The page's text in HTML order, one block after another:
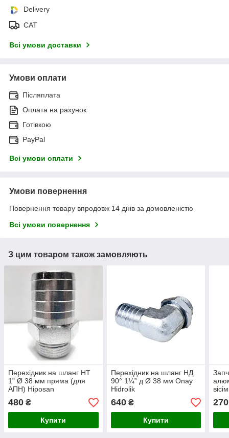
Delivery
САТ
Всі умови доставки
Умови оплати
Післяплата
Оплата на рахунок
Готівкою
PayPal
Всі умови оплати
Умови повернення
Повернення товару впродовж 14 днів за домовленістю
Всі умови повернення
З цим товаром також замовляють
Перехідник на шланг НТ
1" Ø 38 мм пряма (для
АПН) Hiposan
480 ₴
Купити
Перехідник на шланг НД
90° 1¼” д Ø 38 мм Onay
Hidrolik
640₴
Купити
270